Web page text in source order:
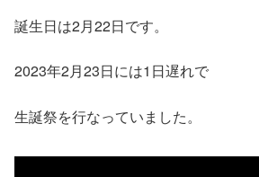
誕生日は2月22日です。
2023年2月23日には1日遅れで
生誕祭を行なっていました。